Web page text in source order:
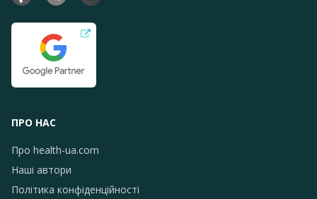
ПРО НАС
Про health-ua.com
Наші автори
Політика конфіденційності